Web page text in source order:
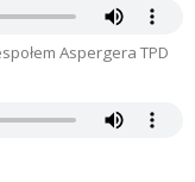
Aspergera TPD